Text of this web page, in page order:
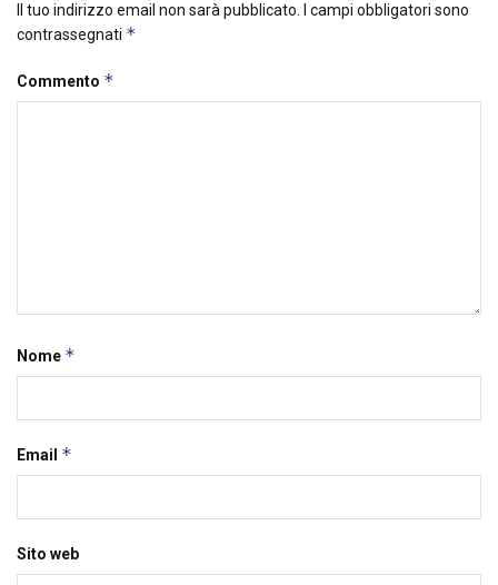
Il tuo indirizzo email non sarà pubblicato.
I campi obbligatori sono
contrassegnati *
Commento *
Nome *
Email *
Sito web